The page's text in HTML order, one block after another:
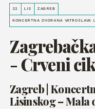
22 LIS ZAGREB
KONCERTNA DVORANA
- Crveni
Zagreb |
Lisinskog – Mala